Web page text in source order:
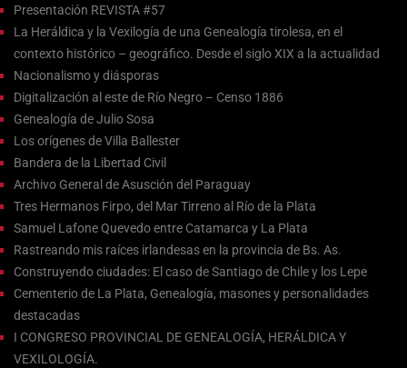
Presentación REVISTA #57
La Heráldica y la Vexilogía de una Genealogía tirolesa, en el
contexto histórico – geográfico. Desde el siglo XIX a la actualidad
Nacionalismo y diásporas
Digitalización al este de Río Negro – Censo 1886
Genealogía de Julio Sosa
Los orígenes de Villa Ballester
Bandera de la Libertad Civil
Archivo General de Asusción del Paraguay
Tres Hermanos Firpo, del Mar Tirreno al Río de la Plata
Samuel Lafone Quevedo entre Catamarca y La Plata
Rastreando mis raíces irlandesas en la provincia de Bs. As.
Construyendo ciudades: El caso de Santiago de Chile y los Lepe
Cementerio de La Plata, Genealogía, masones y personalidades
destacadas
I CONGRESO PROVINCIAL DE GENEALOGÍA, HERÁLDICA Y
VEXILOLOGÍA.